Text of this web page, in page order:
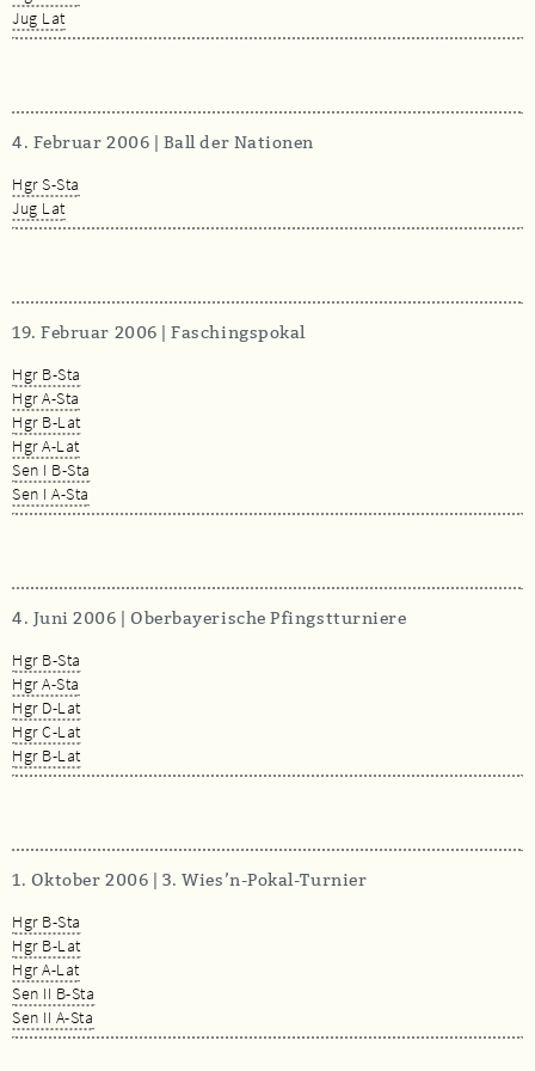
Jug Lat
4. Februar 2006 | Ball der Nationen
Hgr S-Sta
Jug Lat
19. Februar 2006 | Faschingspokal
Hgr B-Sta
Hgr A-Sta
Hgr B-Lat
Hgr A-Lat
Sen I B-Sta
Sen I A-Sta
4. Juni 2006 | Oberbayerische Pfingstturniere
Hgr B-Sta
Hgr A-Sta
Hgr D-Lat
Hgr C-Lat
Hgr B-Lat
1. Oktober 2006 | 3. Wies’n-Pokal-Turnier
Hgr B-Sta
Hgr B-Lat
Hgr A-Lat
Sen II B-Sta
Sen II A-Sta